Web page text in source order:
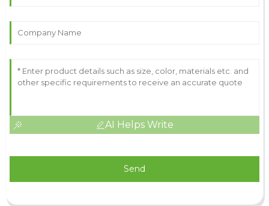
AI Helps Write
Send